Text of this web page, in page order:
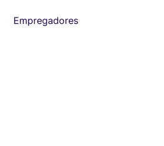
Empregadores